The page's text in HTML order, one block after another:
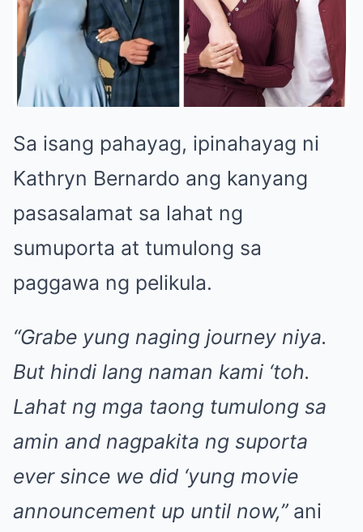
Sa isang pahayag, ipinahayag ni
Kathryn Bernardo ang kanyang
pasasalamat sa lahat ng
sumuporta at tumulong sa
paggawa ng pelikula.
“Grabe yung naging journey niya.
But hindi lang naman kami ‘toh.
Lahat ng mga taong tumulong sa
amin and nagpakita ng suporta
ever since we did ‘yung movie
announcement up until now,”ani